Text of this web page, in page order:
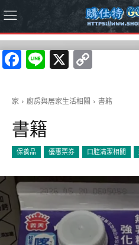
Facebook
Line
X
家 廚房與居家生活相關 書籍
書籍
保養品 優惠票券 口腔清潔相關